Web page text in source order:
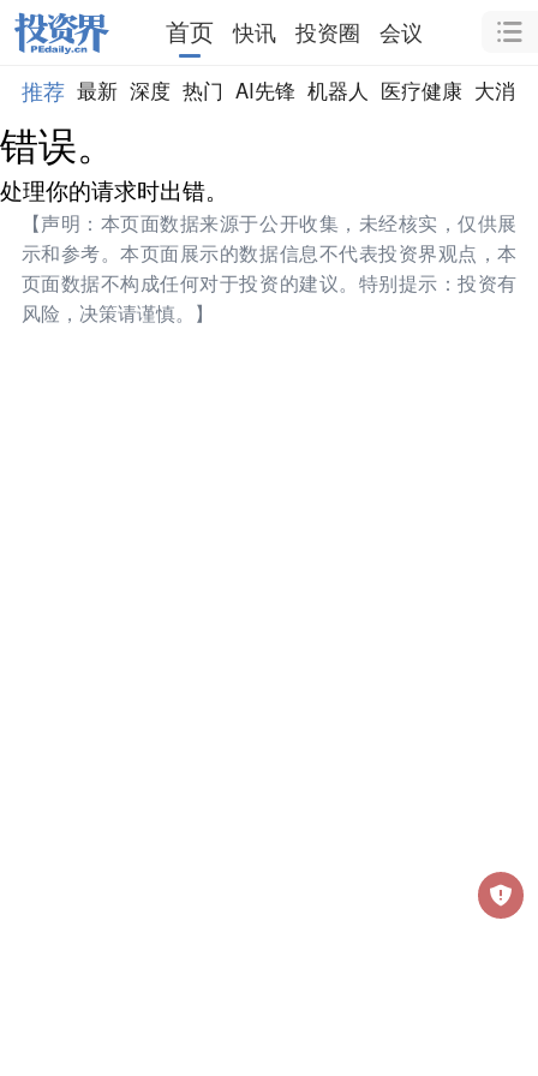
首页 快讯 投资圈
会议
推荐 最新 深度 热门 AI先锋 机器人 医疗健康 大消费
错误。
处理你的请求时出错。
【声明：本页面数据来源于公开收集，未经核实，仅供展
示和参考。本页面展示的数据信息不代表投资界观点，本
页面数据不构成任何对于投资的建议。特别提示：投资有
风险，决策请谨慎。】